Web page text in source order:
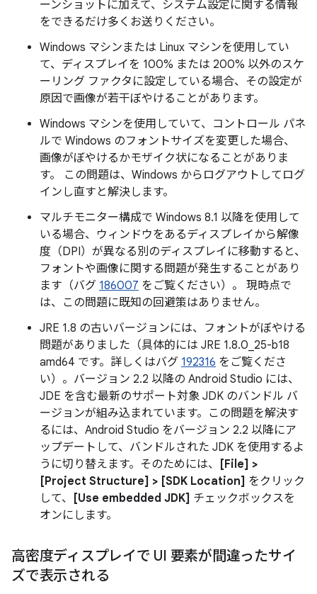
ーンショットに加えて、システム設定に関する情報
をできるだけ多くお送りください。
Windows マシンまたは Linux マシンを使用してい
て、ディスプレイを 100% または 200% 以外のスケ
ーリング ファクタに設定している場合、その設定が
原因で画像が若干ぼやけることがあります。
Windows マシンを使用していて、コントロール パネ
ルで Windows のフォントサイズを変更した場合、
画像がぼやけるかモザイク状になることがありま
す。 この問題は、Windows からログアウトしてログ
インし直すと解決します。
マルチモニター構成で Windows 8.1 以降を使用して
いる場合、ウィンドウをあるディスプレイから解像
度（DPI）が異なる別のディスプレイに移動すると、
フォントや画像に関する問題が発生することがあり
ます（バグ 186007 をご覧ください）。 現時点で
は、この問題に既知の回避策はありません。
JRE 1.8 の古いバージョンには、フォントがぼやける
問題がありました（具体的には JRE 1.8.0_25-b18
amd64 です。詳しくはバグ 192316 をご覧くださ
い）。バージョン 2.2 以降の Android Studio には、
JDE を含む最新のサポート対象 JDK のバンドル バ
ージョンが組み込まれています。この問題を解決す
るには、Android Studio をバージョン 2.2 以降にア
ップデートして、バンドルされた JDK を使用するよ
うに切り替えます。そのためには、
[File] >
[Project Structure] > [SDK Location] をクリック
して、
[Use embedded JDK] チェックボックスを
オンにします。
高密度ディスプレイで UI 要素が間違ったサイ
ズで表示される